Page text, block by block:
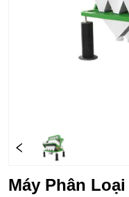
Máy Phân